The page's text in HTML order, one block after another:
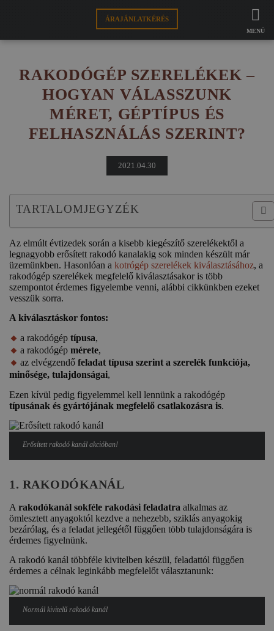
ÁRAJÁNLATKÉRÉS
MENÜ
VÁGÓÉLRE
WEBSHOP
RAKODÓGÉP SZERELÉKEK - HOGYAN
VÁLASSZUNK MÉRET, GÉPTÍPUS ÉS FELHASZNÁLÁS SZERINT?
RAKODÓGÉP SZERELÉKEK –
HOGYAN VÁLASSZUNK
MÉRET, GÉPTÍPUS ÉS
FELHASZNÁLÁS SZERINT?
2021.04.30
TARTALOMJEGYZÉK
Az elmúlt évtizedek során a kisebb kiegészítő szerelékektől a
legnagyobb erősített rakodó kanalakig sok minden készült már
üzemünkben. Hasonlóan a kotrógép szerelékek kiválasztásához, a
rakodógép szerelékek megfelelő kiválasztásakor is több
szempontot érdemes figyelembe venni, alábbi cikkünkben ezeket
vesszük sorra.
A kiválasztáskor fontos:
a rakodógép típusa,
a rakodógép mérete,
az elvégzendő feladat típusa szerint a szerelék funkciója,
minősége, tulajdonságai,
Ezen kívül pedig figyelemmel kell lennünk a rakodógép
típusának és gyártójának megfelelő csatlakozásra is.
Erősített rakodó kanál akcióban!
1. RAKODÓKANÁL
A rakodókanál sokféle rakodási feladatra alkalmas az
ömlesztett anyagoktól kezdve a nehezebb, sziklás anyagokig
bezárólag, és a feladat jellegétől függően több tulajdonságára is
érdemes figyelnünk.
A rakodó kanál többféle kivitelben készül, feladattól függően
érdemes a célnak leginkább megfelelőt választanunk:
Normál kivitelű rakodó kanál